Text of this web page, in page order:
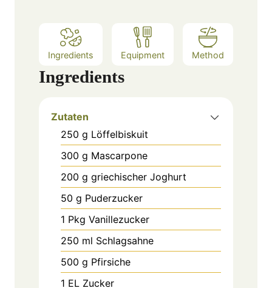
Ingredients Equipment Method
Ingredients
Zutaten
250 g Löffelbiskuit
300 g Mascarpone
200 g griechischer Joghurt
50 g Puderzucker
1 Pkg Vanillezucker
250 ml Schlagsahne
500 g Pfirsiche
1 EL Zucker